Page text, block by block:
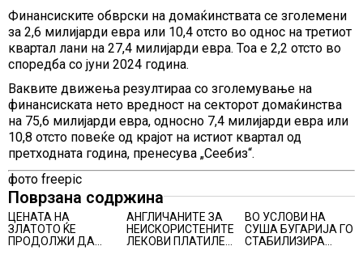
Финансиските обврски на домаќинствата се зголемени
за 2,6 милијарди евра или 10,4 отсто во однос на третиот
квартал лани на 27,4 милијарди евра. Тоа е 2,2 отсто во
споредба со јуни 2024 година.
Ваквите движења резултираа со зголемување на
финансиската нето вредност на секторот домаќинства
на 75,6 милијарди евра, односно 7,4 милијарди евра или
10,8 отсто повеќе од крајот на истиот квартал од
претходната година, пренесува „Сеебиз“.
фото freepic
Поврзана содржина
ЦЕНАТА НА
ЗЛАТОТО ЌЕ
ПРОДОЛЖИ ДА
АНГЛИЧАНИТЕ ЗА
НЕИСКОРИСТЕНИТЕ
ЛЕКОВИ ПЛАТИЛЕ
ВО УСЛОВИ НА
СУША БУГАРИЈА ГО
СТАБИЛИЗИРА